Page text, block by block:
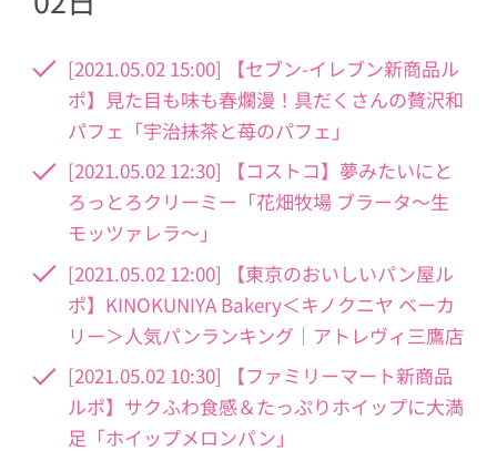
[2021.05.02 15:00] 【セブン-イレブン新商品ル
ポ】見た目も味も春爛漫！具だくさんの贅沢和
パフェ「宇治抹茶と苺のパフェ」
[2021.05.02 12:30] 【コストコ】夢みたいにと
ろっとろクリーミー「花畑牧場 ブラータ〜生
モッツァレラ〜」
[2021.05.02 12:00] 【東京のおいしいパン屋ル
ポ】KINOKUNIYA Bakery＜キノクニヤ ベーカ
リー＞人気パンランキング｜アトレヴィ三鷹店
[2021.05.02 10:30] 【ファミリーマート新商品
ルポ】サクふわ食感＆たっぷりホイップに大満
足「ホイップメロンパン」